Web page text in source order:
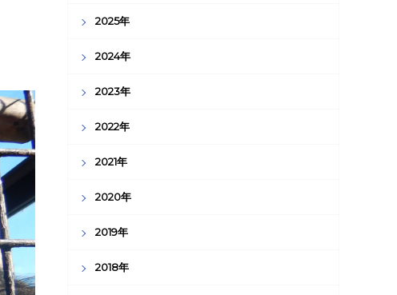
2025年
2024年
2023年
2022年
2021年
2020年
2019年
2018年